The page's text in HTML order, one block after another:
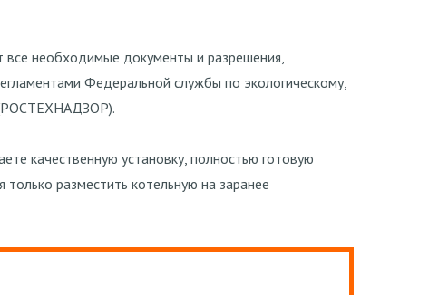
необходимые документы и разрешения,
Федеральной службы по экологическому,
).
качественную установку, полностью готовую
разместить котельную на заранее